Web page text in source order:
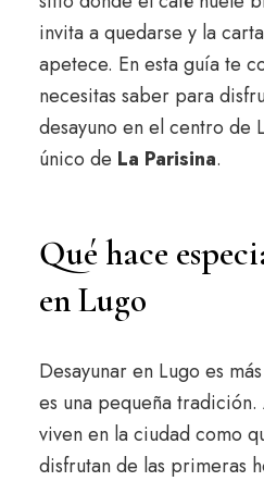
invita a quedarse y la
apetece. En esta guía te
necesitas saber para
desayuno en el centro de
único de La Parisina.
Qué hace
en Lugo
Desayunar en Lugo es
es una pequeña
viven en la ciudad como
disfrutan de las primeras